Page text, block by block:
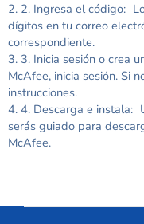
2. 2. Ingresa el código:
dígitos en tu correo
correspondiente.
3. 3. Inicia sesión o crea
McAfee, inicia sesión. Si
instrucciones.
4. 4. Descarga e instala:
serás guiado para
McAfee.